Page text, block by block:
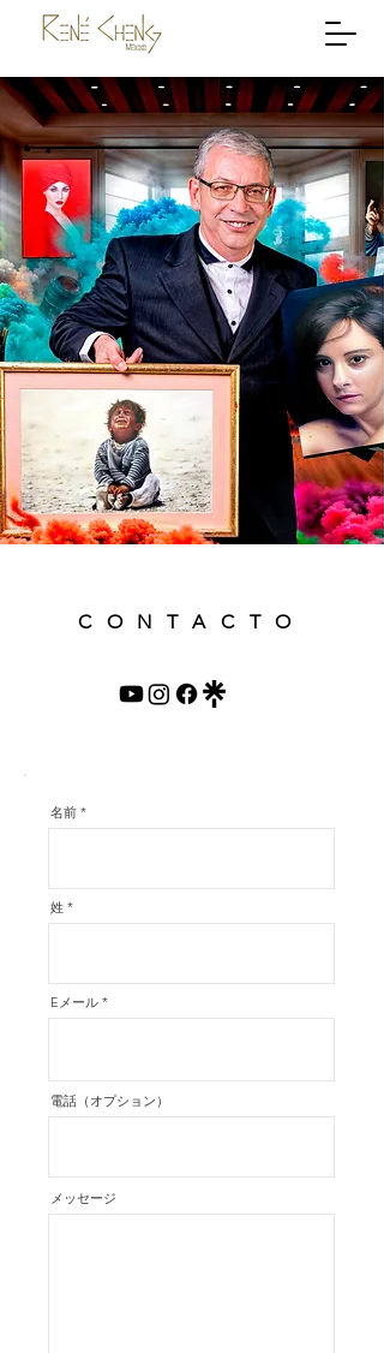
CONTACTO
名前 *
姓 *
Eメール
電話（オプション）
メッセージ